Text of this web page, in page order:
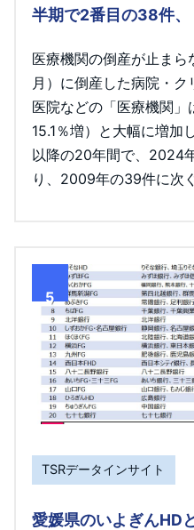
半期で2番目の38件
医療機関の倒産が止ま
月）に倒産した病院・
医院などの「医療機関
15.1％増）と大幅に増
以降の20年間で、2024
り、2009年の39件に次
5
TSRデータインサイト
愛媛県のいよぎん